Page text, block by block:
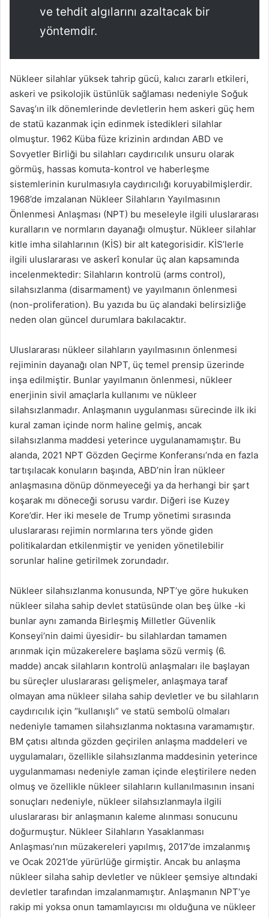
ve tehdit algılarını azaltacak bir
yöntemdir.
​​​​​​​Nükleer silahlar yüksek tahrip gücü, kalıcı zararlı etkileri,
askeri ve psikolojik üstünlük sağlaması nedeniyle Soğuk
Savaş’ın ilk dönemlerinde devletlerin hem askeri güç hem
de statü kazanmak için edinmek istedikleri silahlar
olmuştur. 1962 Küba füze krizinin ardından ABD ve
Sovyetler Birliği bu silahları caydırıcılık unsuru olarak
görmüş, hassas komuta-kontrol ve haberleşme
sistemlerinin kurulmasıyla caydırıcılığı koruyabilmişlerdir.
1968’de imzalanan Nükleer Silahların Yayılmasının
Önlenmesi Anlaşması (NPT) bu meseleyle ilgili uluslararası
kuralların ve normların dayanağı olmuştur. Nükleer silahlar
kitle imha silahlarının (KİS) bir alt kategorisidir. KİS’lerle
ilgili uluslararası ve askerî konular üç alan kapsamında
incelenmektedir: Silahların kontrolü (arms control),
silahsızlanma (disarmament) ve yayılmanın önlenmesi
(non-proliferation). Bu yazıda bu üç alandaki belirsizliğe
neden olan güncel durumlara bakılacaktır.
Uluslararası nükleer silahların yayılmasının önlenmesi
rejiminin dayanağı olan NPT, üç temel prensip üzerinde
inşa edilmiştir. Bunlar yayılmanın önlenmesi, nükleer
enerjinin sivil amaçlarla kullanımı ve nükleer
silahsızlanmadır. Anlaşmanın uygulanması sürecinde ilk iki
kural zaman içinde norm haline gelmiş, ancak
silahsızlanma maddesi yeterince uygulanamamıştır. Bu
alanda, 2021 NPT Gözden Geçirme Konferansı’nda en fazla
tartışılacak konuların başında, ABD’nin İran nükleer
anlaşmasına dönüp dönmeyeceği ya da herhangi bir şart
koşarak mı döneceği sorusu vardır. Diğeri ise Kuzey
Kore’dir. Her iki mesele de Trump yönetimi sırasında
uluslararası rejimin normlarına ters yönde giden
politikalardan etkilenmiştir ve yeniden yönetilebilir
sorunlar haline getirilmek zorundadır.
Nükleer silahsızlanma konusunda, NPT’ye göre hukuken
nükleer silaha sahip devlet statüsünde olan beş ülke -ki
bunlar aynı zamanda Birleşmiş Milletler Güvenlik
Konseyi’nin daimi üyesidir- bu silahlardan tamamen
arınmak için müzakerelere başlama sözü vermiş (6.
madde) ancak silahların kontrolü anlaşmaları ile başlayan
bu süreçler uluslararası gelişmeler, anlaşmaya taraf
olmayan ama nükleer silaha sahip devletler ve bu silahların
caydırıcılık için “kullanışlı” ve statü sembolü olmaları
nedeniyle tamamen silahsızlanma noktasına varamamıştır.
BM çatısı altında gözden geçirilen anlaşma maddeleri ve
uygulamaları, özellikle silahsızlanma maddesinin yeterince
uygulanmaması nedeniyle zaman içinde eleştirilere neden
olmuş ve özellikle nükleer silahların kullanılmasının insani
sonuçları nedeniyle, nükleer silahsızlanmayla ilgili
uluslararası bir anlaşmanın kaleme alınması sonucunu
doğurmuştur. Nükleer Silahların Yasaklanması
Anlaşması’nın müzakereleri yapılmış, 2017’de imzalanmış
ve Ocak 2021’de yürürlüğe girmiştir. Ancak bu anlaşma
nükleer silaha sahip devletler ve nükleer şemsiye altındaki
devletler tarafından imzalanmamıştır. Anlaşmanın NPT’ye
rakip mi yoksa onun tamamlayıcısı mı olduğuna ve nükleer